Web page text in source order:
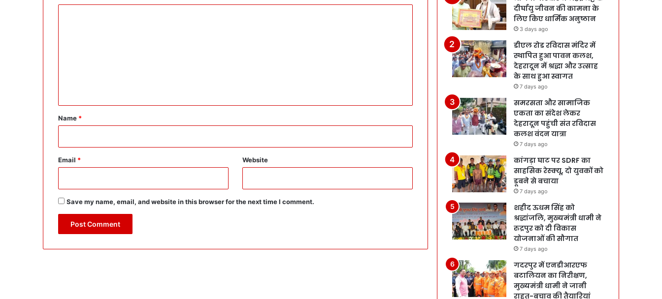
*
Name *
Email * Website
Save my name, email, and website in this browser for the next time I comment.
दीर्घायु जीवन की कामना के
लिए किए धार्मिक अनुष्ठान
3 days ago
डीएल रोड रविदास मंदिर में
स्थापित हुआ पावन कलश,
देहरादून में श्रद्धा और उत्साह
के साथ हुआ स्वागत
7 days ago
समरसता और सामाजिक
एकता का संदेश लेकर
देहरादून पहुंची संत रविदास
कलश वंदन यात्रा
7 days ago
कांगड़ा घाट पर SDRF का
साहसिक रेस्क्यू, दो युवकों को
डूबने से बचाया
7 days ago
शहीद ऊधम सिंह को
श्रद्धांजलि, मुख्यमंत्री धामी ने
रुद्रपुर को दी विकास
योजनाओं की सौगात
7 days ago
गदरपुर में एनडीआरएफ
बटालियन का निरीक्षण,
मुख्यमंत्री धामी ने जानी
राहत-बचाव की तैयारियां